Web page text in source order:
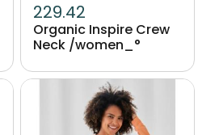
229.42
Organic Inspire Crew
Neck /women_°
Image